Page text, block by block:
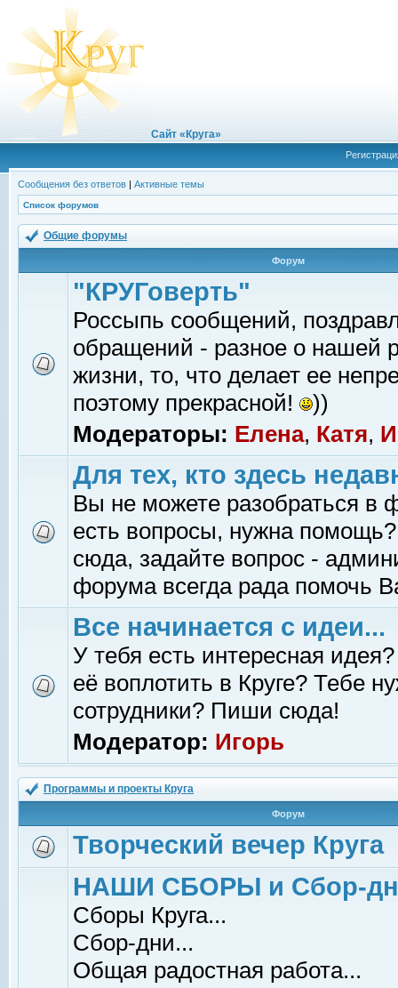
Сайт «Круга»
Сообщения без ответов | Активные темы
Список форумов
Общие форумы
Форум
"КРУГоверть"
Россыпь сообщений,
обращений - разное о нашей
жизни, то, что делает ее
поэтому прекрасной!
))
Модераторы: Елена, Катя,
Для тех, кто здесь
Вы не можете разобраться в
есть вопросы, нужна помощь?
сюда, задайте вопрос -
форума всегда рада помочь
Все начинается с идеи...
У тебя есть интересная
её воплотить в Круге? Тебе
сотрудники? Пиши сюда!
Модератор: Игорь
Программы и проекты Круга
Форум
Творческий вечер Круга
НАШИ СБОРЫ и Сбор-
Сборы Круга...
Сбор-дни...
Общая радостная работа...